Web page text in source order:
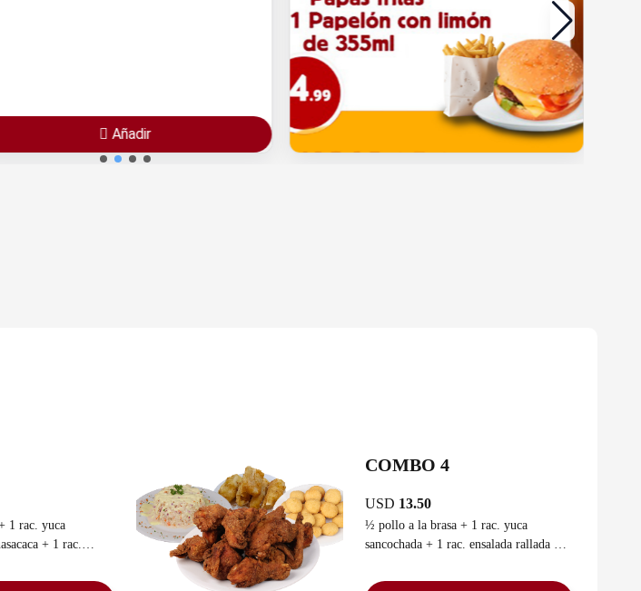
Añadir
COMBO 4
USD 13.50
½ pollo a la brasa + 1 rac. yuca
sancochada + 1 rac. ensalada rallada +